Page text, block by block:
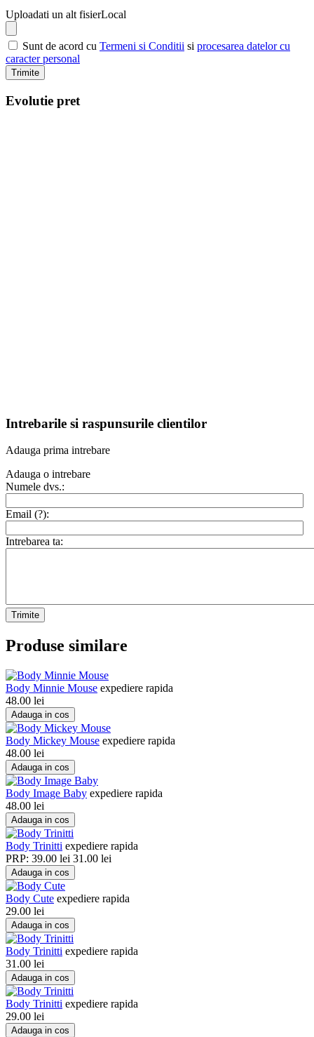
Uploadati un alt fisierLocal
Sunt de acord cu Termeni si Conditii si procesarea datelor cu
caracter personal
Trimite
Evolutie pret
Intrebarile si raspunsurile clientilor
Adauga prima intrebare
Adauga o intrebare
Numele dvs.:
Email (?):
Intrebarea ta:
Trimite
Produse similare
Body Minnie Mouse expediere rapida
48.00 lei
Adauga in cos
Body Mickey Mouse expediere rapida
48.00 lei
Adauga in cos
Body Image Baby expediere rapida
48.00 lei
Adauga in cos
Body Trinitti expediere rapida
PRP: 39.00 lei 31.00 lei
Adauga in cos
Body Cute expediere rapida
29.00 lei
Adauga in cos
Body Trinitti expediere rapida
31.00 lei
Adauga in cos
Body Trinitti expediere rapida
29.00 lei
Adauga in cos